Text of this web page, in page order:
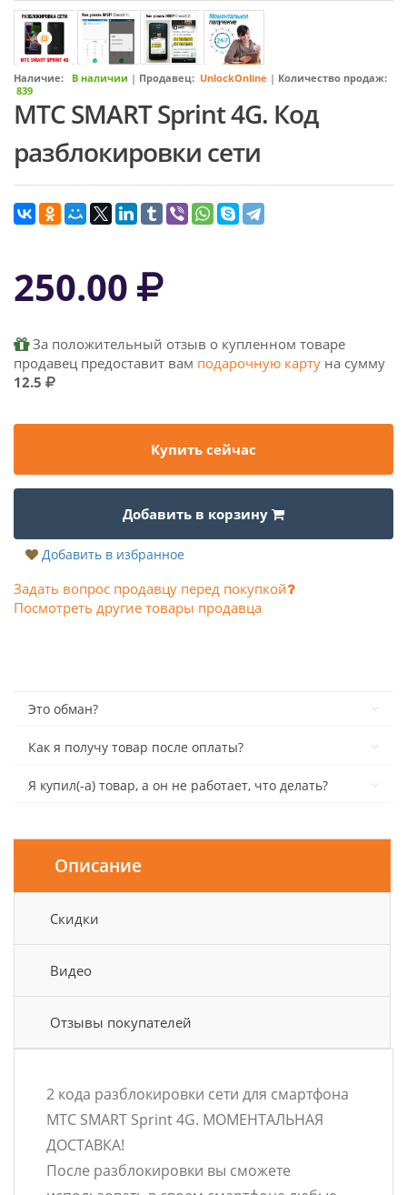
Наличие: В наличии | Продавец: UnlockOnline | Количество продаж:
839
МТС SMART Sprint 4G. Код
разблокировки сети
250.00
За положительный отзыв о купленном товаре
продавец предоставит вам подарочную карту на сумму
12.5
Купить сейчас
Добавить в корзину
Добавить в избранное
Задать вопрос продавцу перед покупкой
Посмотреть другие товары продавца
Это обман?
Как я получу товар после оплаты?
Я купил(-а) товар, а он не работает, что делать?
Описание
Скидки
Видео
Отзывы покупателей
2 кода разблокировки сети для смартфона
МТС SMART Sprint 4G. МОМЕНТАЛЬНАЯ
ДОСТАВКА!
После разблокировки вы сможете